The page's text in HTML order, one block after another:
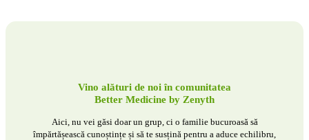
Vino alături de noi în comunitatea
Better Medicine by Zenyth
Aici, nu vei găsi doar un grup, ci o familie bucuroasă să
împărtășească cunoștințe și să te susțină pentru a aduce echilibru,